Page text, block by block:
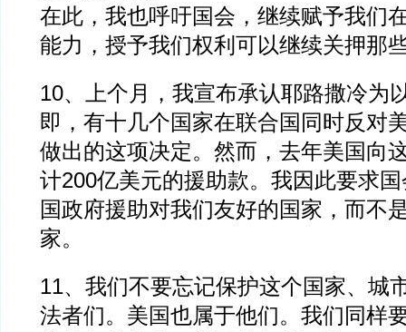
在此，我也呼吁国会，继续赋予我们
能力，授予我们权利可以继续关押那
10、上个月，我宣布承认耶路撒冷为
即，有十几个国家在联合国同时反对
做出的这项决定。然而，去年美国向
计200亿美元的援助款。我因此要求
国政府援助对我们友好的国家，而不
家。
11、我们不要忘记保护这个国家、城
法者们。美国也属于他们。我们同样